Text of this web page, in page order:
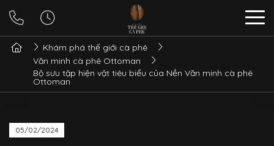
Khám phá thế giới cà phê
Văn minh cà phê Ottoman
Bộ sưu tập hiện vật tiêu biểu của Nền Văn minh cà phê
Ottoman
05/02/2024